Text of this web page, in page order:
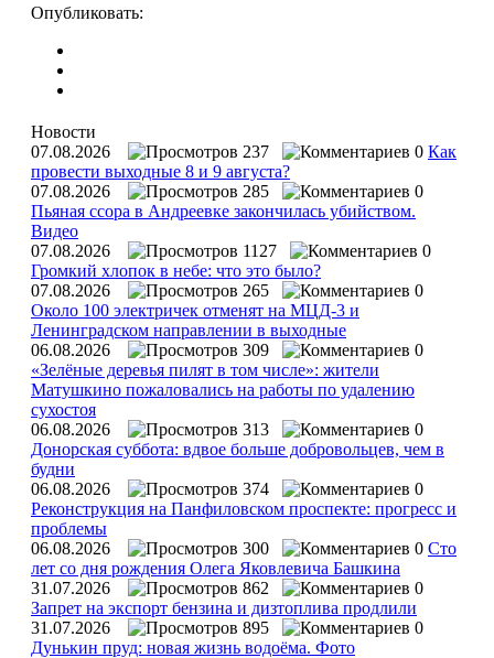
Опубликовать:
Новости
07.08.2026
237 0 Как
провести выходные 8 и 9 августа?
07.08.2026
285
0
Пьяная ссора в Андреевке закончилась убийством.
Видео
07.08.2026
1127
0
Громкий хлопок в небе: что это было?
07.08.2026
265
0
Около 100 электричек отменят на МЦД-3 и
Ленинградском направлении в выходные
06.08.2026
309
0
«Зелёные деревья пилят в том числе»: жители
Матушкино пожаловались на работы по удалению
сухостоя
06.08.2026
313
0
Донорская суббота: вдвое больше добровольцев, чем в
будни
06.08.2026
374
0
Реконструкция на Панфиловском проспекте: прогресс и
проблемы
06.08.2026
300 0 Сто
лет со дня рождения Олега Яковлевича Башкина
31.07.2026
862
0
Запрет на экспорт бензина и дизтоплива продлили
31.07.2026
895
0
Дунькин пруд: новая жизнь водоёма. Фото